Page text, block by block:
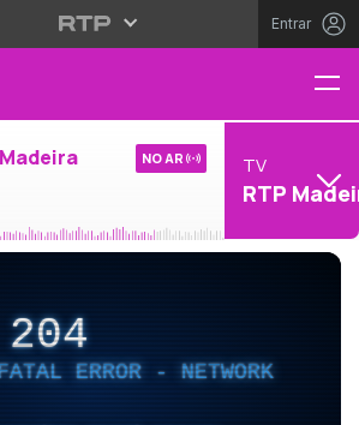
Entrar
NO AR TV
RTP
204
ERROR - NETWORK